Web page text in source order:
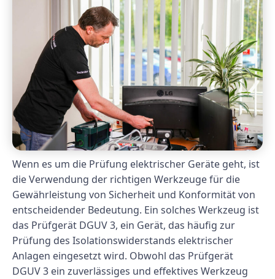
Wenn es um die Prüfung elektrischer Geräte geht, ist
die Verwendung der richtigen Werkzeuge für die
Gewährleistung von Sicherheit und Konformität von
entscheidender Bedeutung. Ein solches Werkzeug ist
das Prüfgerät DGUV 3, ein Gerät, das häufig zur
Prüfung des Isolationswiderstands elektrischer
Anlagen eingesetzt wird. Obwohl das Prüfgerät
DGUV 3 ein zuverlässiges und effektives Werkzeug